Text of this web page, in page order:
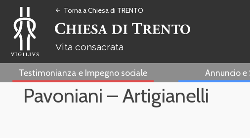
arrow_back Torna a Chiesa di TRENTO
Vita consacrata
Testimonianza e Impegno sociale Annuncio
Pavoniani – Artigianelli